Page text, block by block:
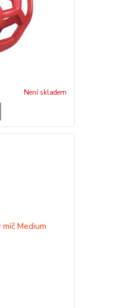
Není skladem